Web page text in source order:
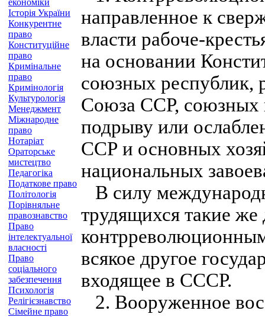
економіки
Історія України
Конкурентне
право
Конституційне
право
Кримінальне
право
Кримінологія
Культурологія
Менеджмент
Міжнародне
право
Нотаріат
Ораторське
мистецтво
Педагогіка
Податкове право
Політологія
Порівняльне
правознавство
Право
інтелектуальної
власності
Право
соціального
забезпечення
Психологія
Релігієзнавство
Сімейне право
направленное к
власти рабоче-
на основании
союзных республик,
Союза ССР, союзных
подрыву или
ССР и основных
национальных
В силу
трудящихся такие же
всякое другое
входящее в СССР.
2. Вооруженное